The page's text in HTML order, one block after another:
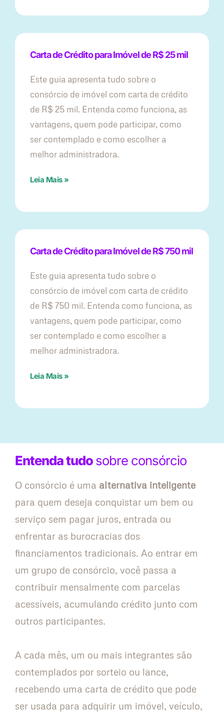
Carta de Crédito para Imóvel de R$ 25 mil
Este guia apresenta tudo sobre o
consórcio de imóvel com carta de crédito
de R$ 25 mil. Entenda como funciona, as
vantagens, quem pode participar, como
ser contemplado e como escolher a
melhor administradora.
Leia Mais »
Carta de Crédito para Imóvel de R$ 750 mil
Este guia apresenta tudo sobre o
consórcio de imóvel com carta de crédito
de R$ 750 mil. Entenda como funciona, as
vantagens, quem pode participar, como
ser contemplado e como escolher a
melhor administradora.
Leia Mais »
Entenda tudosobre consórcio
O consórcio é uma alternativa inteligente
para quem deseja conquistar um bem ou
serviço sem pagar juros, entrada ou
enfrentar as burocracias dos
financiamentos tradicionais. Ao entrar em
um grupo de consórcio, você passa a
contribuir mensalmente com parcelas
acessíveis, acumulando crédito junto com
outros participantes.
A cada mês, um ou mais integrantes são
contemplados por sorteio ou lance,
recebendo uma carta de crédito que pode
ser usada para adquirir um imóvel, veículo,